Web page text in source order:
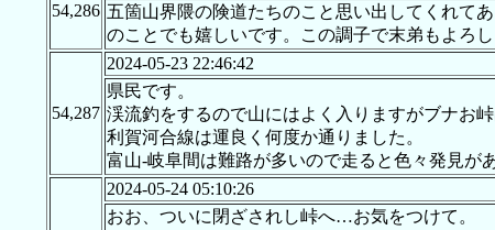
54,286 五箇山界隈の険道たちのこと思い出してくれて
のことでも嬉しいです。この調子で末弟もよろ
54,287
2024-05-23 22:46:42
県民です。
渓流釣をするので山にはよく入りますがブナお
利賀河合線は運良く何度か通りました。
富山-岐阜間は難路が多いので走ると色々発見が
2024-05-24 05:10:26
おお、ついに閉ざされし峠へ…お気をつけて。